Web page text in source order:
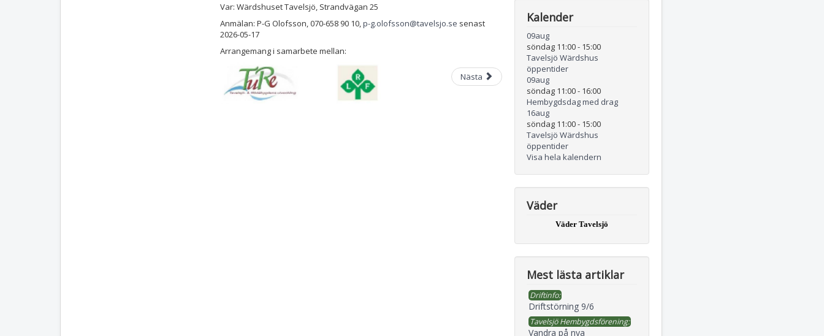
Var: Wärdshuset Tavelsjö, Strandvägan 25
Anmälan: P-G Olofsson, 070-658 90 10, p-g.olofsson@tavelsjo.se senast
2026-05-17
Arrangemang i samarbete mellan:
Nästa
Kalender
09aug
söndag 11:00- 15:00
Tavelsjö Wärdshus
öppentider
09aug
söndag 11:00- 16:00
Hembygdsdag med drag
16aug
söndag 11:00- 15:00
Tavelsjö Wärdshus
öppentider
Visa hela kalendern
Väder
Väder Tavelsjö
Mest lästa artiklar
Driftinfo:
Driftstörning 9/6
Tavelsjö Hembygdsförening:
Vandra på nya